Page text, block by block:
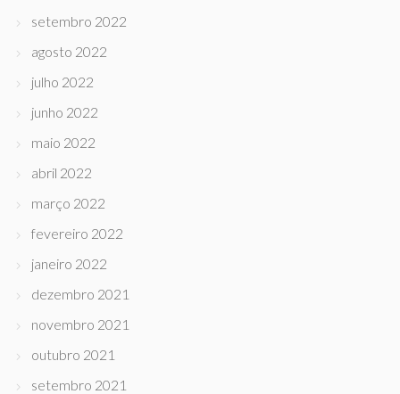
setembro 2022
agosto 2022
julho 2022
junho 2022
maio 2022
abril 2022
março 2022
fevereiro 2022
janeiro 2022
dezembro 2021
novembro 2021
outubro 2021
setembro 2021